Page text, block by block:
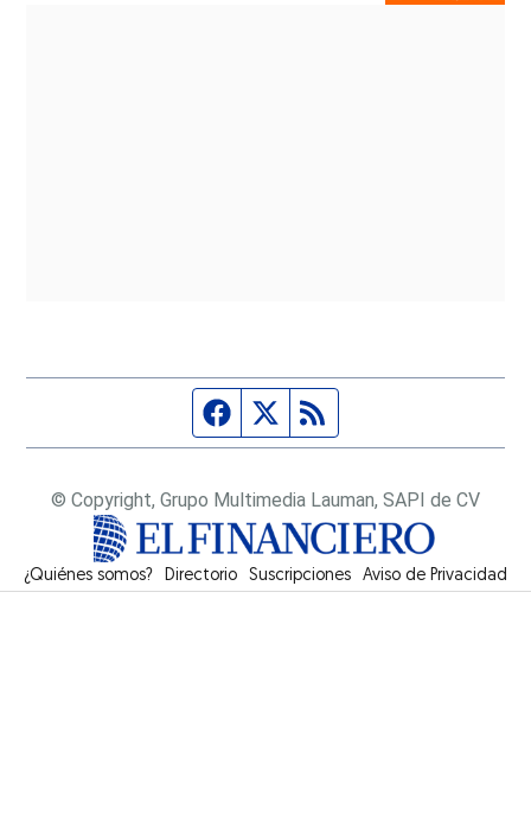
Página de Facebook
Fuente Twitter
© Copyright, Grupo Multimedia Lauman, SAPI de CV
¿Quiénes somos? Directorio Suscripciones Opens in new window
Aviso de Privacidad